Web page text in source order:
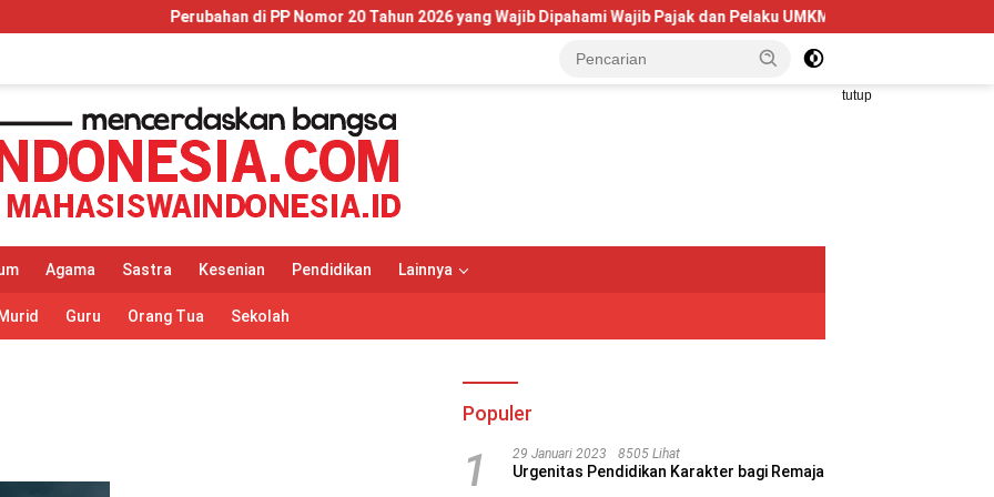
Perubahan di PP Nomor 20 Tahun 2026 yang Wajib Dipahami Wajib Pajak dan Pelaku UMKM
tutup
Agama Sastra Kesenian Pendidikan Lainnya
Murid Guru Orang Tua Sekolah
Populer
1 29 Januari 2023 8505 Lihat
Urgenitas Pendidikan Karakter bagi Remaja